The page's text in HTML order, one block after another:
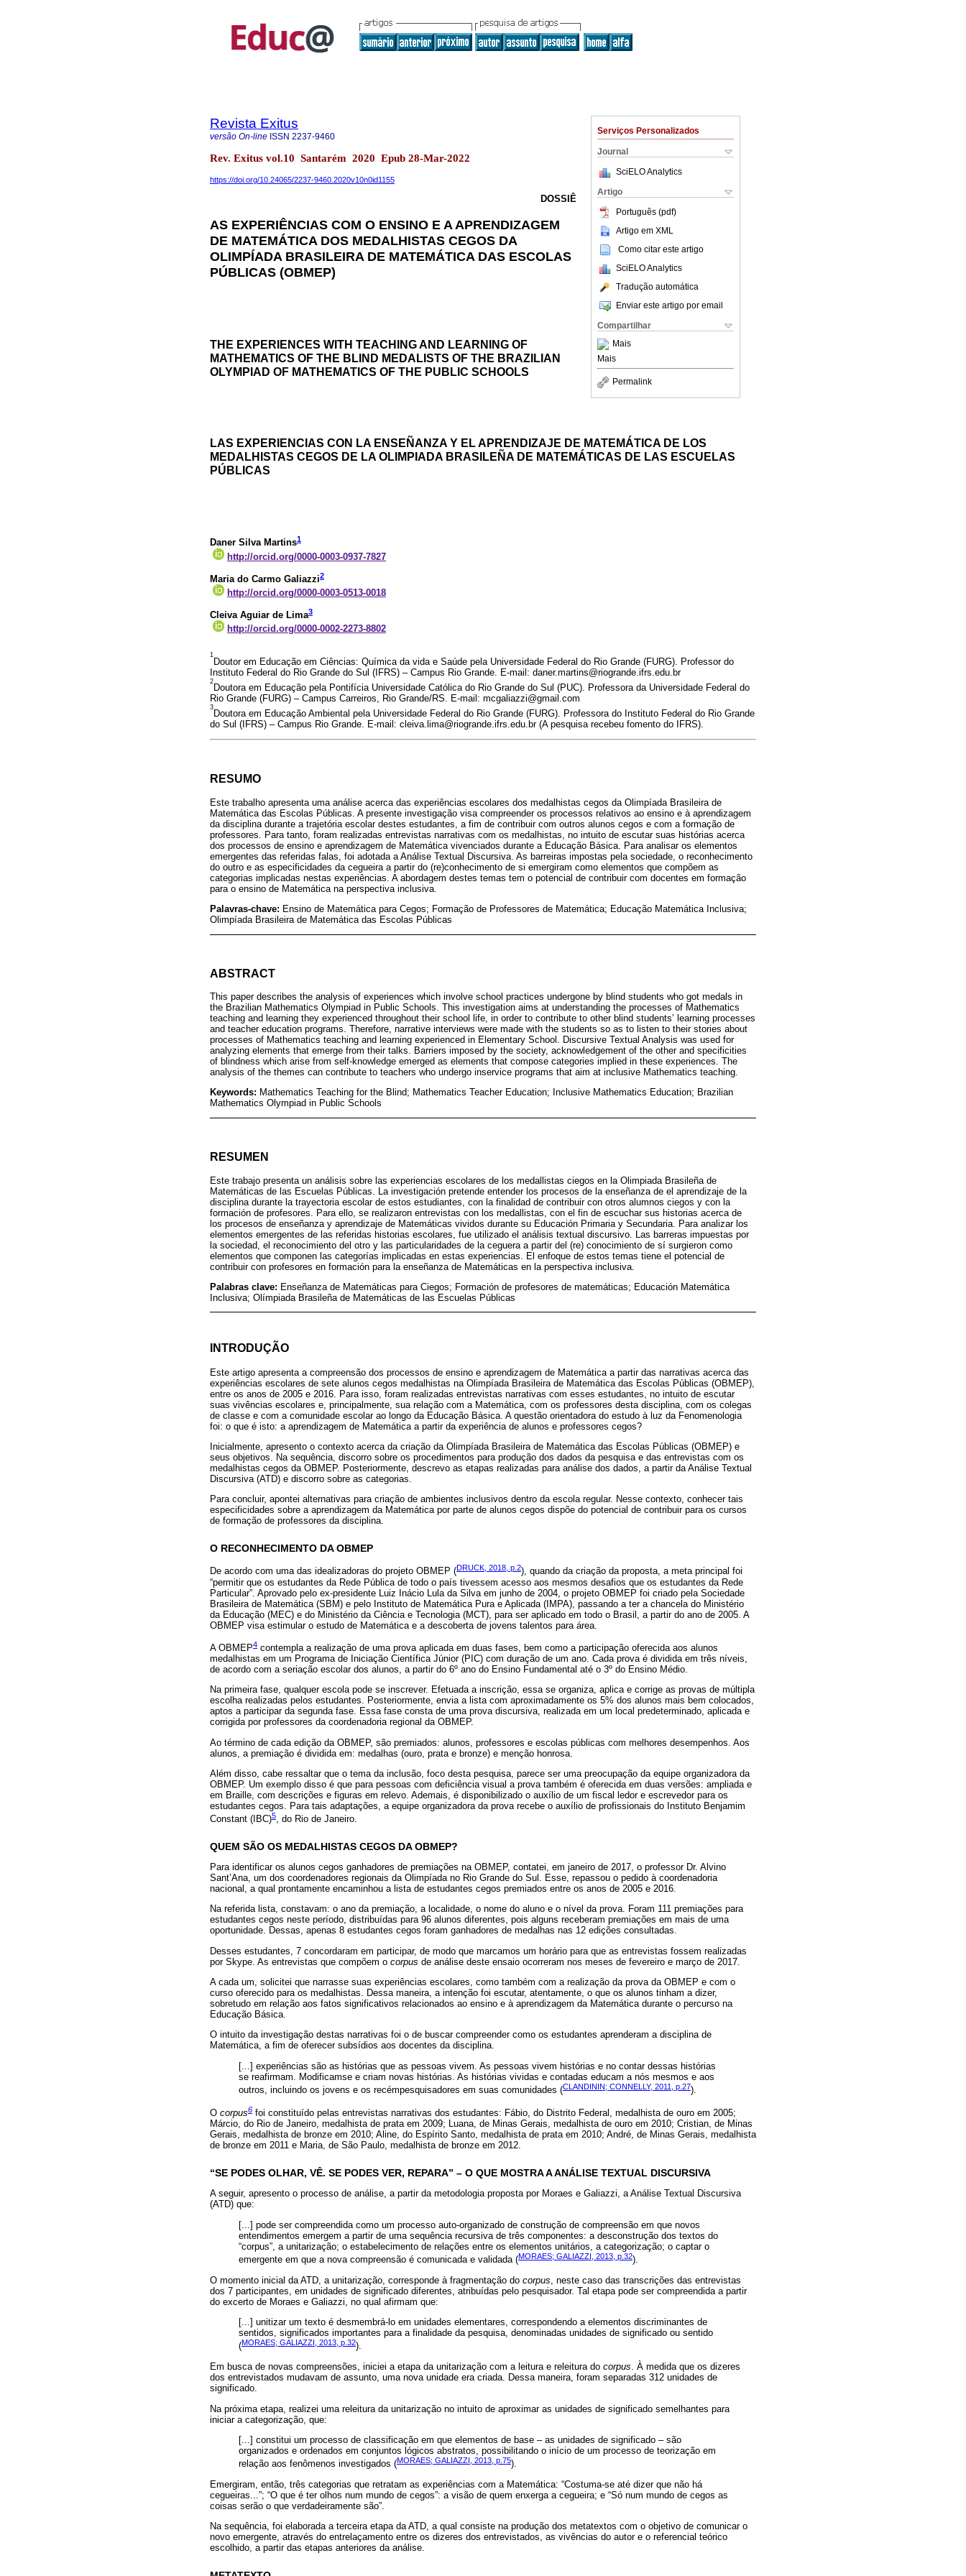
Serviços Personalizados
Journal
SciELO Analytics
Artigo
Português (pdf)
Artigo em XML
Como citar este artigo
SciELO Analytics
Tradução automática
Enviar este artigo por email
Compartilhar
Mais
Mais
Permalink
Revista Exitus
versão On-line ISSN 2237-9460
Rev. Exitus vol.10 Santarém 2020 Epub 28-Mar-2022
https://doi.org/10.24065/2237-9460.2020v10n0id1155
DOSSIÊ
AS EXPERIÊNCIAS COM O ENSINO E A APRENDIZAGEM
DE MATEMÁTICA DOS MEDALHISTAS CEGOS DA
OLIMPÍADA BRASILEIRA DE MATEMÁTICA DAS ESCOLAS
PÚBLICAS (OBMEP)
THE EXPERIENCES WITH TEACHING AND LEARNING OF
MATHEMATICS OF THE BLIND MEDALISTS OF THE BRAZILIAN
OLYMPIAD OF MATHEMATICS OF THE PUBLIC SCHOOLS
LAS EXPERIENCIAS CON LA ENSEÑANZA Y EL APRENDIZAJE DE MATEMÁTICA DE LOS
MEDALHISTAS CEGOS DE LA OLIMPIADA BRASILEÑA DE MATEMÁTICAS DE LAS ESCUELAS
PÚBLICAS
Daner Silva Martins1
http://orcid.org/0000-0003-0937-7827
Maria do Carmo Galiazzi2
http://orcid.org/0000-0003-0513-0018
Cleiva Aguiar de Lima3
http://orcid.org/0000-0002-2273-8802
1
Doutor em Educação em Ciências: Química da vida e Saúde pela Universidade Federal do Rio Grande (FURG). Professor do
Instituto Federal do Rio Grande do Sul (IFRS) – Campus Rio Grande. E-mail: daner.martins@riogrande.ifrs.edu.br
2
Doutora em Educação pela Pontifícia Universidade Católica do Rio Grande do Sul (PUC). Professora da Universidade Federal do
Rio Grande (FURG) – Campus Carreiros, Rio Grande/RS. E-mail: mcgaliazzi@gmail.com
3
Doutora em Educação Ambiental pela Universidade Federal do Rio Grande (FURG). Professora do Instituto Federal do Rio Grande
do Sul (IFRS) – Campus Rio Grande. E-mail: cleiva.lima@riogrande.ifrs.edu.br (A pesquisa recebeu fomento do IFRS).
RESUMO
Este trabalho apresenta uma análise acerca das experiências escolares dos medalhistas cegos da Olimpíada Brasileira de
Matemática das Escolas Públicas. A presente investigação visa compreender os processos relativos ao ensino e à aprendizagem
da disciplina durante a trajetória escolar destes estudantes, a fim de contribuir com outros alunos cegos e com a formação de
professores. Para tanto, foram realizadas entrevistas narrativas com os medalhistas, no intuito de escutar suas histórias acerca
dos processos de ensino e aprendizagem de Matemática vivenciados durante a Educação Básica. Para analisar os elementos
emergentes das referidas falas, foi adotada a Análise Textual Discursiva. As barreiras impostas pela sociedade, o reconhecimento
do outro e as especificidades da cegueira a partir do (re)conhecimento de si emergiram como elementos que compõem as
categorias implicadas nestas experiências. A abordagem destes temas tem o potencial de contribuir com docentes em formação
para o ensino de Matemática na perspectiva inclusiva.
Palavras-chave: Ensino de Matemática para Cegos; Formação de Professores de Matemática; Educação Matemática Inclusiva;
Olimpíada Brasileira de Matemática das Escolas Públicas
ABSTRACT
This paper describes the analysis of experiences which involve school practices undergone by blind students who got medals in
the Brazilian Mathematics Olympiad in Public Schools. This investigation aims at understanding the processes of Mathematics
teaching and learning they experienced throughout their school life, in order to contribute to other blind students’ learning processes
and teacher education programs. Therefore, narrative interviews were made with the students so as to listen to their stories about
processes of Mathematics teaching and learning experienced in Elementary School. Discursive Textual Analysis was used for
analyzing elements that emerge from their talks. Barriers imposed by the society, acknowledgement of the other and specificities
of blindness which arise from self-knowledge emerged as elements that compose categories implied in these experiences. The
analysis of the themes can contribute to teachers who undergo inservice programs that aim at inclusive Mathematics teaching.
Keywords: Mathematics Teaching for the Blind; Mathematics Teacher Education; Inclusive Mathematics Education; Brazilian
Mathematics Olympiad in Public Schools
RESUMEN
Este trabajo presenta un análisis sobre las experiencias escolares de los medallistas ciegos en la Olimpiada Brasileña de
Matemáticas de las Escuelas Públicas. La investigación pretende entender los procesos de la enseñanza de el aprendizaje de la
disciplina durante la trayectoria escolar de estos estudiantes, con la finalidad de contribuir con otros alumnos ciegos y con la
formación de profesores. Para ello, se realizaron entrevistas con los medallistas, con el fin de escuchar sus historias acerca de
los procesos de enseñanza y aprendizaje de Matemáticas vividos durante su Educación Primaria y Secundaria. Para analizar los
elementos emergentes de las referidas historias escolares, fue utilizado el análisis textual discursivo. Las barreras impuestas por
la sociedad, el reconocimiento del otro y las particularidades de la ceguera a partir del (re) conocimiento de sí surgieron como
elementos que componen las categorías implicadas en estas experiencias. El enfoque de estos temas tiene el potencial de
contribuir con profesores en formación para la enseñanza de Matemáticas en la perspectiva inclusiva.
Palabras clave: Enseñanza de Matemáticas para Ciegos; Formación de profesores de matemáticas; Educación Matemática
Inclusiva; Olímpiada Brasileña de Matemáticas de las Escuelas Públicas
INTRODUÇÃO
Este artigo apresenta a compreensão dos processos de ensino e aprendizagem de Matemática a partir das narrativas acerca das
experiências escolares de sete alunos cegos medalhistas na Olimpíada Brasileira de Matemática das Escolas Públicas (OBMEP),
entre os anos de 2005 e 2016. Para isso, foram realizadas entrevistas narrativas com esses estudantes, no intuito de escutar
suas vivências escolares e, principalmente, sua relação com a Matemática, com os professores desta disciplina, com os colegas
de classe e com a comunidade escolar ao longo da Educação Básica. A questão orientadora do estudo à luz da Fenomenologia
foi: o que é isto: a aprendizagem de Matemática a partir da experiência de alunos e professores cegos?
Inicialmente, apresento o contexto acerca da criação da Olimpíada Brasileira de Matemática das Escolas Públicas (OBMEP) e
seus objetivos. Na sequência, discorro sobre os procedimentos para produção dos dados da pesquisa e das entrevistas com os
medalhistas cegos da OBMEP. Posteriormente, descrevo as etapas realizadas para análise dos dados, a partir da Análise Textual
Discursiva (ATD) e discorro sobre as categorias.
Para concluir, apontei alternativas para criação de ambientes inclusivos dentro da escola regular. Nesse contexto, conhecer tais
especificidades sobre a aprendizagem da Matemática por parte de alunos cegos dispõe do potencial de contribuir para os cursos
de formação de professores da disciplina.
O RECONHECIMENTO DA OBMEP
De acordo com uma das idealizadoras do projeto OBMEP (DRUCK, 2018, p.2), quando da criação da proposta, a meta principal foi
“permitir que os estudantes da Rede Pública de todo o país tivessem acesso aos mesmos desafios que os estudantes da Rede
Particular”. Aprovado pelo ex-presidente Luiz Inácio Lula da Silva em junho de 2004, o projeto OBMEP foi criado pela Sociedade
Brasileira de Matemática (SBM) e pelo Instituto de Matemática Pura e Aplicada (IMPA), passando a ter a chancela do Ministério
da Educação (MEC) e do Ministério da Ciência e Tecnologia (MCT), para ser aplicado em todo o Brasil, a partir do ano de 2005. A
OBMEP visa estimular o estudo de Matemática e a descoberta de jovens talentos para área.
A OBMEP4 contempla a realização de uma prova aplicada em duas fases, bem como a participação oferecida aos alunos
medalhistas em um Programa de Iniciação Científica Júnior (PIC) com duração de um ano. Cada prova é dividida em três níveis,
de acordo com a seriação escolar dos alunos, a partir do 6º ano do Ensino Fundamental até o 3º do Ensino Médio.
Na primeira fase, qualquer escola pode se inscrever. Efetuada a inscrição, essa se organiza, aplica e corrige as provas de múltipla
escolha realizadas pelos estudantes. Posteriormente, envia a lista com aproximadamente os 5% dos alunos mais bem colocados,
aptos a participar da segunda fase. Essa fase consta de uma prova discursiva, realizada em um local predeterminado, aplicada e
corrigida por professores da coordenadoria regional da OBMEP.
Ao término de cada edição da OBMEP, são premiados: alunos, professores e escolas públicas com melhores desempenhos. Aos
alunos, a premiação é dividida em: medalhas (ouro, prata e bronze) e menção honrosa.
Além disso, cabe ressaltar que o tema da inclusão, foco desta pesquisa, parece ser uma preocupação da equipe organizadora da
OBMEP. Um exemplo disso é que para pessoas com deficiência visual a prova também é oferecida em duas versões: ampliada e
em Braille, com descrições e figuras em relevo. Ademais, é disponibilizado o auxílio de um fiscal ledor e escrevedor para os
estudantes cegos. Para tais adaptações, a equipe organizadora da prova recebe o auxílio de profissionais do Instituto Benjamim
Constant (IBC)5, do Rio de Janeiro.
QUEM SÃO OS MEDALHISTAS CEGOS DA OBMEP?
Para identificar os alunos cegos ganhadores de premiações na OBMEP, contatei, em janeiro de 2017, o professor Dr. Alvino
Sant’Ana, um dos coordenadores regionais da Olimpíada no Rio Grande do Sul. Esse, repassou o pedido à coordenadoria
nacional, a qual prontamente encaminhou a lista de estudantes cegos premiados entre os anos de 2005 e 2016.
Na referida lista, constavam: o ano da premiação, a localidade, o nome do aluno e o nível da prova. Foram 111 premiações para
estudantes cegos neste período, distribuídas para 96 alunos diferentes, pois alguns receberam premiações em mais de uma
oportunidade. Dessas, apenas 8 estudantes cegos foram ganhadores de medalhas nas 12 edições consultadas.
Desses estudantes, 7 concordaram em participar, de modo que marcamos um horário para que as entrevistas fossem realizadas
por Skype. As entrevistas que compõem o corpus de análise deste ensaio ocorreram nos meses de fevereiro e março de 2017.
A cada um, solicitei que narrasse suas experiências escolares, como também com a realização da prova da OBMEP e com o
curso oferecido para os medalhistas. Dessa maneira, a intenção foi escutar, atentamente, o que os alunos tinham a dizer,
sobretudo em relação aos fatos significativos relacionados ao ensino e à aprendizagem da Matemática durante o percurso na
Educação Básica.
O intuito da investigação destas narrativas foi o de buscar compreender como os estudantes aprenderam a disciplina de
Matemática, a fim de oferecer subsídios aos docentes da disciplina.
[...] experiências são as histórias que as pessoas vivem. As pessoas vivem histórias e no contar dessas histórias
se reafirmam. Modificamse e criam novas histórias. As histórias vividas e contadas educam a nós mesmos e aos
outros, incluindo os jovens e os recémpesquisadores em suas comunidades (CLANDININ; CONNELLY, 2011, p.27).
O corpus6 foi constituído pelas entrevistas narrativas dos estudantes: Fábio, do Distrito Federal, medalhista de ouro em 2005;
Márcio, do Rio de Janeiro, medalhista de prata em 2009; Luana, de Minas Gerais, medalhista de ouro em 2010; Cristian, de Minas
Gerais, medalhista de bronze em 2010; Aline, do Espírito Santo, medalhista de prata em 2010; André, de Minas Gerais, medalhista
de bronze em 2011 e Maria, de São Paulo, medalhista de bronze em 2012.
“SE PODES OLHAR, VÊ. SE PODES VER, REPARA” – O QUE MOSTRA A ANÁLISE TEXTUAL DISCURSIVA
A seguir, apresento o processo de análise, a partir da metodologia proposta por Moraes e Galiazzi, a Análise Textual Discursiva
(ATD) que:
[...] pode ser compreendida como um processo auto-organizado de construção de compreensão em que novos
entendimentos emergem a partir de uma sequência recursiva de três componentes: a desconstrução dos textos do
“corpus”, a unitarização; o estabelecimento de relações entre os elementos unitários, a categorização; o captar o
emergente em que a nova compreensão é comunicada e validada (MORAES; GALIAZZI, 2013, p.32).
O momento inicial da ATD, a unitarização, corresponde à fragmentação do corpus , neste caso das transcrições das entrevistas
dos 7 participantes, em unidades de significado diferentes, atribuídas pelo pesquisador. Tal etapa pode ser compreendida a partir
do excerto de Moraes e Galiazzi, no qual afirmam que:
[...] unitizar um texto é desmembrá-lo em unidades elementares, correspondendo a elementos discriminantes de
sentidos, significados importantes para a finalidade da pesquisa, denominadas unidades de significado ou sentido
(MORAES; GALIAZZI, 2013, p.32).
Em busca de novas compreensões, iniciei a etapa da unitarização com a leitura e releitura do corpus. À medida que os dizeres
dos entrevistados mudavam de assunto, uma nova unidade era criada. Dessa maneira, foram separadas 312 unidades de
significado.
Na próxima etapa, realizei uma releitura da unitarização no intuito de aproximar as unidades de significado semelhantes para
iniciar a categorização, que:
[...] constitui um processo de classificação em que elementos de base – as unidades de significado – são
organizados e ordenados em conjuntos lógicos abstratos, possibilitando o início de um processo de teorização em
relação aos fenômenos investigados (MORAES; GALIAZZI, 2013, p.75).
Emergiram, então, três categorias que retratam as experiências com a Matemática: “Costuma-se até dizer que não há
cegueiras...”; “O que é ter olhos num mundo de cegos”: a visão de quem enxerga a cegueira; e “Só num mundo de cegos as
coisas serão o que verdadeiramente são”.
Na sequência, foi elaborada a terceira etapa da ATD, a qual consiste na produção dos metatextos com o objetivo de comunicar o
novo emergente, através do entrelaçamento entre os dizeres dos entrevistados, as vivências do autor e o referencial teórico
escolhido, a partir das etapas anteriores da análise.